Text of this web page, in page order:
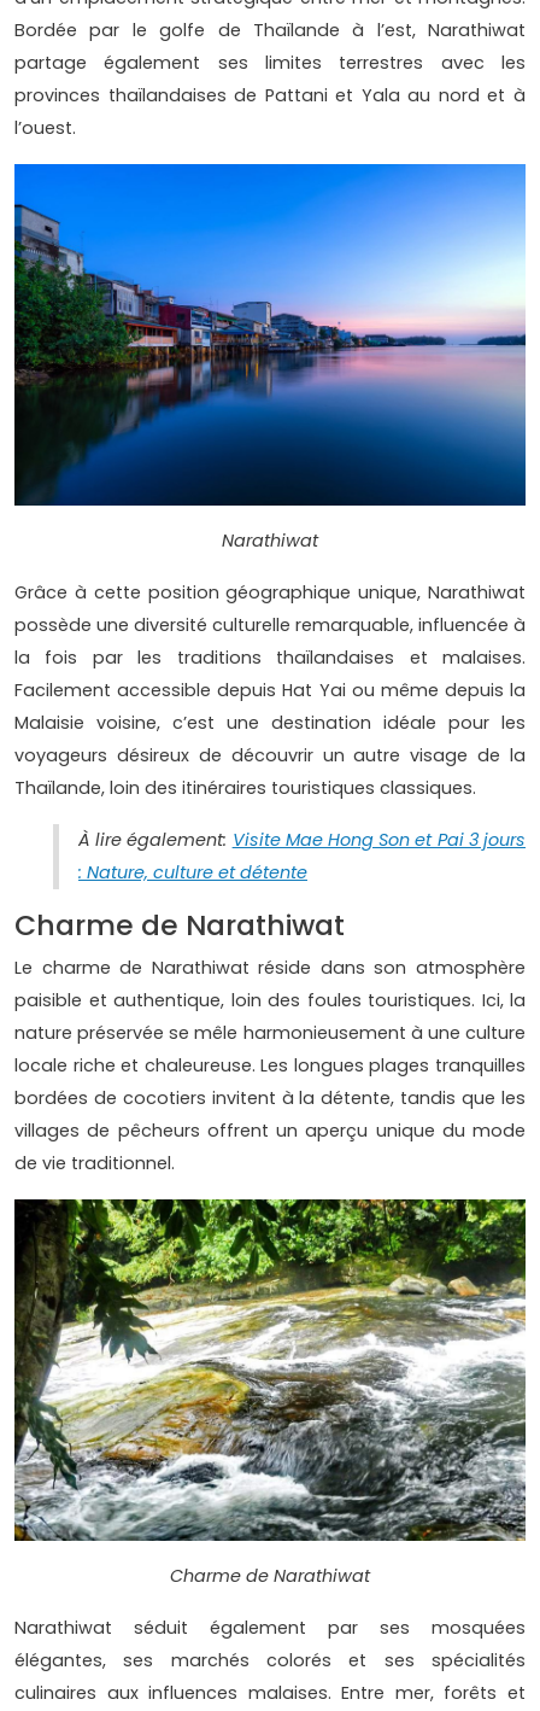
Bordée par le golfe de Thaïlande à l’est, Narathiwat
partage également ses limites terrestres avec les
provinces thaïlandaises de Pattani et Yala au nord et à
l’ouest.
Narathiwat
Grâce à cette position géographique unique, Narathiwat
possède une diversité culturelle remarquable, influencée à
la fois par les traditions thaïlandaises et malaises.
Facilement accessible depuis Hat Yai ou même depuis la
Malaisie voisine, c’est une destination idéale pour les
voyageurs désireux de découvrir un autre visage de la
Thaïlande, loin des itinéraires touristiques classiques.
À lire également: Visite Mae Hong Son et Pai 3 jours
: Nature, culture et détente
Charme de Narathiwat
Le charme de Narathiwat réside dans son atmosphère
paisible et authentique, loin des foules touristiques. Ici, la
nature préservée se mêle harmonieusement à une culture
locale riche et chaleureuse. Les longues plages tranquilles
bordées de cocotiers invitent à la détente, tandis que les
villages de pêcheurs offrent un aperçu unique du mode
de vie traditionnel.
Charme de Narathiwat
Narathiwat séduit également par ses mosquées
élégantes, ses marchés colorés et ses spécialités
culinaires aux influences malaises. Entre mer, forêts et